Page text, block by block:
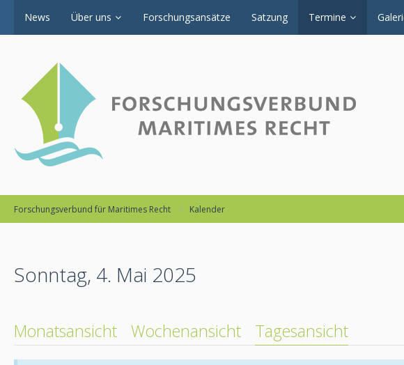
News Über uns Forschungsansätze Satzung Termine
Forschungsverbund für Maritimes Recht Kalender
Sonntag, 4. Mai 2025
Monatsansicht Wochenansicht Tagesansicht